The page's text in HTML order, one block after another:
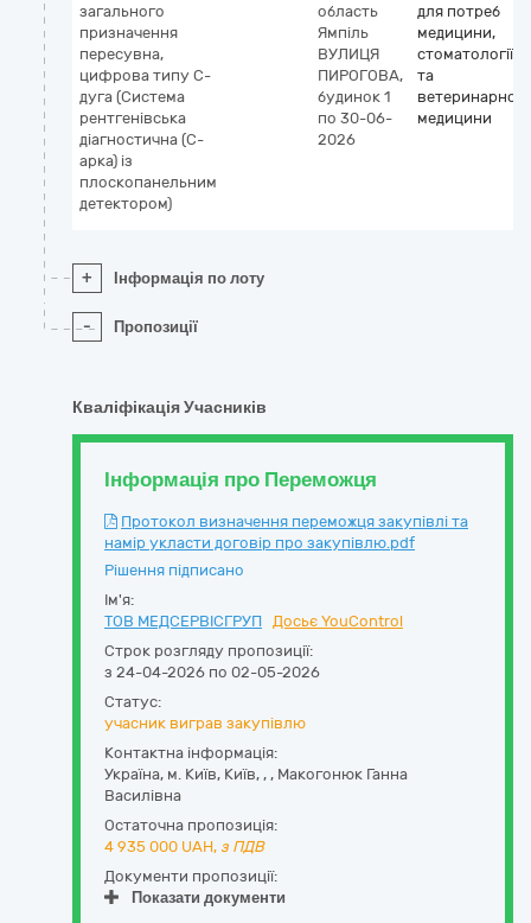
загального
призначення
пересувна,
цифрова типу С-
дуга (Система
рентгенівська
діагностична (С-
арка) із
плоскопанельним
детектором)
область
Ямпіль
ВУЛИЦЯ
ПИРОГОВА,
будинок 1
по 30-06-
2026
для потреб
медицини,
стоматології
та
ветеринарної
медицини
+ Інформація по лоту
- Пропозиції
Кваліфікація Учасників
Інформація про Переможця
Протокол визначення переможця закупівлі та
намір укласти договір про закупівлю.pdf
Рішення підписано
Ім'я:
ТОВ МЕДСЕРВІСГРУП Досьє YouControl
Строк розгляду пропозиції:
з 24-04-2026 по 02-05-2026
Статус:
учасник виграв закупівлю
Контактна інформація:
Україна, м. Київ, Київ, , , Макогонюк Ганна
Василівна
Остаточна пропозиція:
4 935 000 UAH, з ПДВ
Документи пропозиції:
Показати документи